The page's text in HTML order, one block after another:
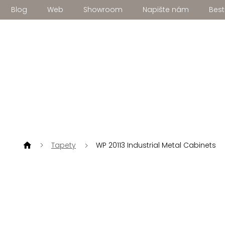
PřejítBlog Web Showroom Napište nám
Tapety WP 20113 Industrial Metal Cabinets